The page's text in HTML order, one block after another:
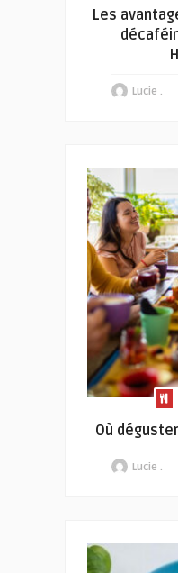
Les
Lucie .
Où
Lucie .